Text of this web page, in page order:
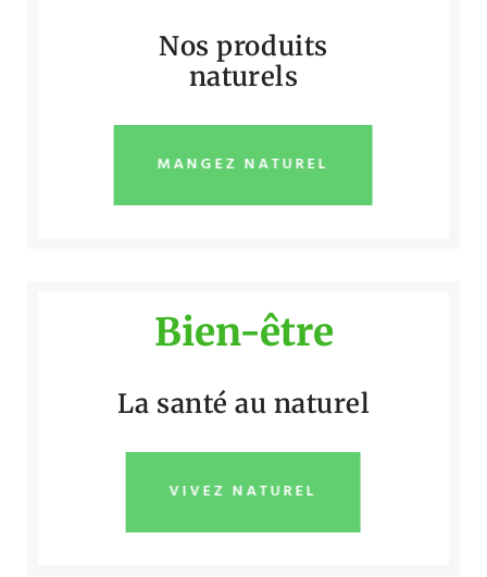
Nos produits
naturels
MANGEZ NATUREL
Bien-être
La santé au naturel
VIVEZ NATUREL